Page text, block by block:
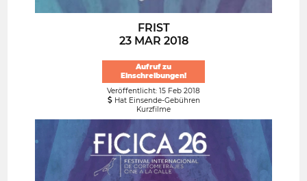
FRIST
23 MAR 2018
Aufruf zu
Einschreibungen!
Veröffentlicht: 15 Feb 2018
Hat Einsende-Gebühren
Kurzfilme